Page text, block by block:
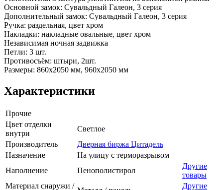
Основной замок: Сувальдный Галеон, 3 серия
Дополнительный замок: Сувальдный Галеон, 3 серия
Ручка: раздельная, цвет хром
Накладки: накладные овальные, цвет хром
Независимая ночная задвижка
Петли: 3 шт.
Противосъём: штыри, 2шт.
Размеры: 860х2050 мм, 960х2050 мм
Характеристики
Прочие
Цвет отделки
внутри
Светлое
Производитель
Дверная биржа Цитадель
Назначение
На улицу с терморазрывом
Наполнение
Пенополистирол
Другие
товары
Материал снаружи /
Другие